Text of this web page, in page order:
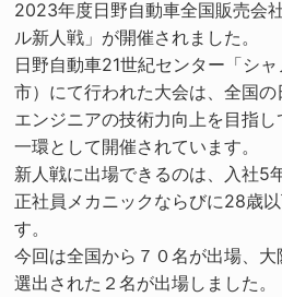
2023年度日野自動車全国販売会
ル新人戦」が開催されました。
日野自動車21世紀センター「シ
市）にて行われた大会は、全国
エンジニアの技術力向上を目指
一環として開催されています。
新人戦に出場できるのは、入社5
正社員メカニックならびに28歳
す。
今回は全国から７０名が出場、
選出された２名が出場しました。